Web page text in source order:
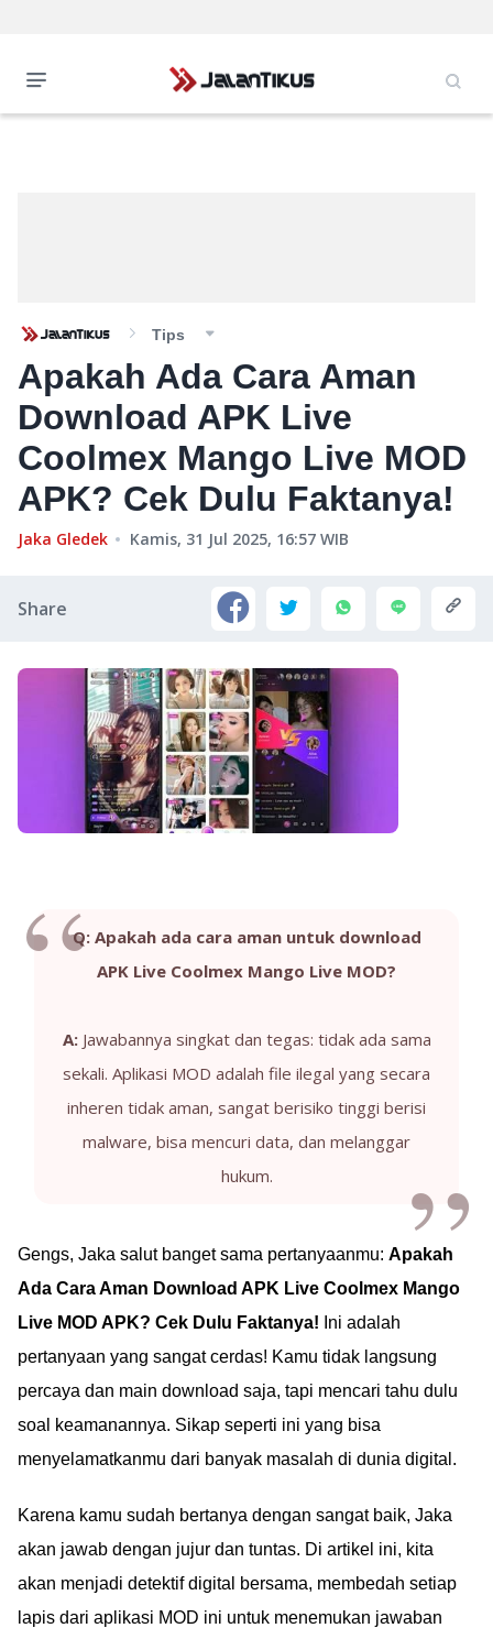
Tips
Apakah Ada Cara Aman
Download APK Live
Coolmex Mango Live MOD
APK? Cek Dulu Faktanya!
Jaka Gledek Kamis, 31 Jul 2025, 16:57 WIB
Share
Q: Apakah ada cara aman untuk download
APK Live Coolmex Mango Live MOD?
A:Jawabannya singkat dan tegas: tidak ada sama
sekali. Aplikasi MOD adalah file ilegal yang secara
inheren tidak aman, sangat berisiko tinggi berisi
malware, bisa mencuri data, dan melanggar
hukum.
Gengs, Jaka salut banget sama pertanyaanmu: Apakah
Ada Cara Aman Download APK Live Coolmex Mango
Live MOD APK? Cek Dulu Faktanya! Ini adalah
pertanyaan yang sangat cerdas! Kamu tidak langsung
percaya dan main download saja, tapi mencari tahu dulu
soal keamanannya. Sikap seperti ini yang bisa
menyelamatkanmu dari banyak masalah di dunia digital.
Karena kamu sudah bertanya dengan sangat baik, Jaka
akan jawab dengan jujur dan tuntas. Di artikel ini, kita
akan menjadi detektif digital bersama, membedah setiap
lapis dari aplikasi MOD ini untuk menemukan jawaban